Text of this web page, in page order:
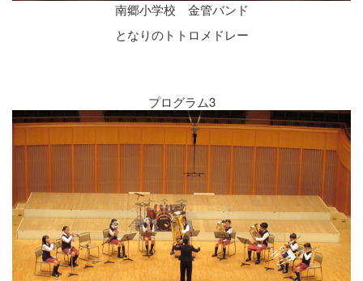
南郷小学校 金管バンド
となりのトトロメドレー
プログラム3